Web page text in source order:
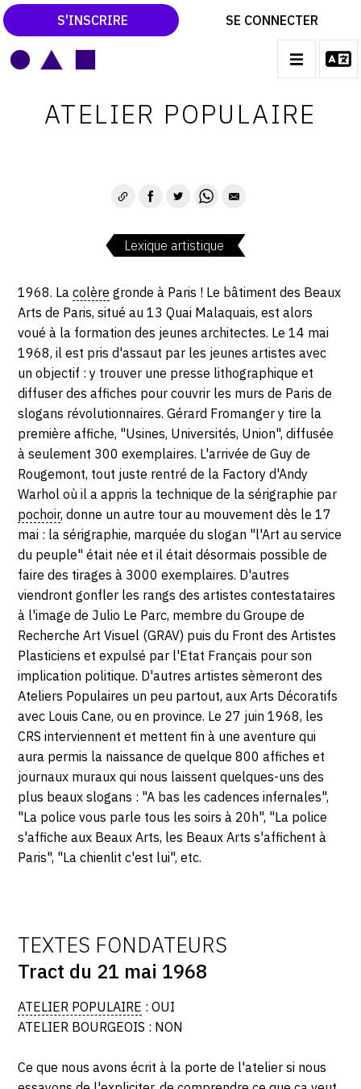
S'INSCRIRE SE CONNECTER
navigation
CATALOGUES RAISONNÉS
LES VERNISSAGES
ACTUALITÉS DU MONDE DE L'ART
LEXIQUE ARTISTIQUE
SERVICES
CRÉER SON CATALOGUE RAISONNÉ
ABONNEMENTS DÉDIÉS AUX GALERISTES
CRÉER SON SITE ARTISTE
CRÉER SON CATALOGUE D'EXPO
PUBLIER SES EXPOSITIONS
DEVENIR CONTRIBUTEUR
À PROPOS
L'ÉQUIPE OAM
À PROPOS D'OAM
CONTACT
CGU
CGV
SUIVEZ-NOUS
FACEBOOK
TWITTER
PINTEREST
ATELIER POPULAIRE
Lexique artistique
1968. Lacolère gronde à Paris ! Le bâtiment des Beaux
Arts de Paris, situé au 13 Quai Malaquais, est alors
voué à la formation des jeunes architectes. Le 14 mai
1968, il est pris d'assaut par les jeunes artistes avec
un objectif : y trouver une presse lithographique et
diffuser des affiches pour couvrir les murs de Paris de
slogans révolutionnaires. Gérard Fromanger y tire la
première affiche, "Usines, Universités, Union", diffusée
à seulement 300 exemplaires. L'arrivée de Guy de
Rougemont, tout juste rentré de la Factory d'Andy
Warhol où il a appris la technique de la sérigraphie par
pochoir, donne un autre tour au mouvement dès le 17
mai : la sérigraphie, marquée du slogan "l'Art au service
du peuple" était née et il était désormais possible de
faire des tirages à 3000 exemplaires. D'autres
viendront gonfler les rangs des artistes contestataires
à l'image de Julio Le Parc, membre du Groupe de
Recherche Art Visuel (GRAV) puis du Front des Artistes
Plasticiens et expulsé par l'Etat Français pour son
implication politique. D'autres artistes sèmeront des
Ateliers Populaires un peu partout, aux Arts Décoratifs
avec Louis Cane, ou en province. Le 27 juin 1968, les
CRS interviennent et mettent fin à une aventure qui
aura permis la naissance de quelque 800 affiches et
journaux muraux qui nous laissent quelques-uns des
plus beaux slogans : "A bas les cadences infernales",
"La police vous parle tous les soirs à 20h", "La police
s'affiche aux Beaux Arts, les Beaux Arts s'affichent à
Paris", "La chienlit c'est lui", etc.
TEXTES FONDATEURS
Tract du 21 mai 1968
ATELIER POPULAIRE : OUI
ATELIER BOURGEOIS : NON
Ce que nous avons écrit à la porte de l'atelier si nous